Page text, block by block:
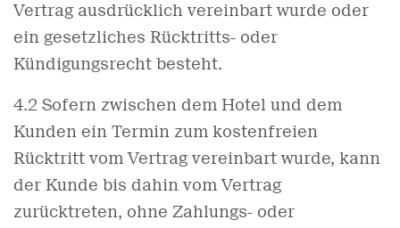
Vertrag ausdrücklich vereinbart wurde oder
ein gesetzliches Rücktritts- oder
Kündigungsrecht besteht.
4.2 Sofern zwischen dem Hotel und dem
Kunden ein Termin zum kostenfreien
Rücktritt vom Vertrag vereinbart wurde, kann
der Kunde bis dahin vom Vertrag
zurücktreten, ohne Zahlungs- oder